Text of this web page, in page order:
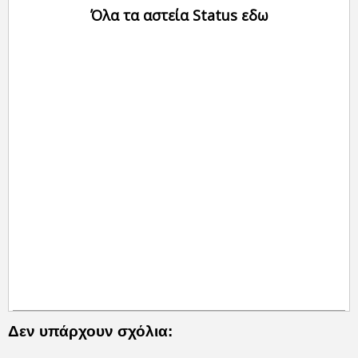
Όλα τα αστεία Status εδω
Δεν υπάρχουν σχόλια: